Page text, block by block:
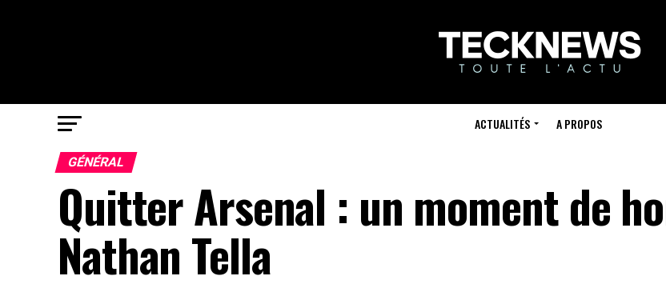
ACTUALITÉS A PROPOS
GÉNÉRAL
Quitter Arsenal : un moment de
Nathan Tella